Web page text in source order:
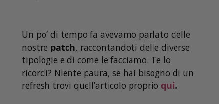
Un po’ di tempo fa avevamo parlato delle
nostre patch, raccontandoti delle diverse
tipologie e di come le facciamo. Te lo
ricordi? Niente paura, se hai bisogno di un
refresh trovi quell’articolo proprio qui.